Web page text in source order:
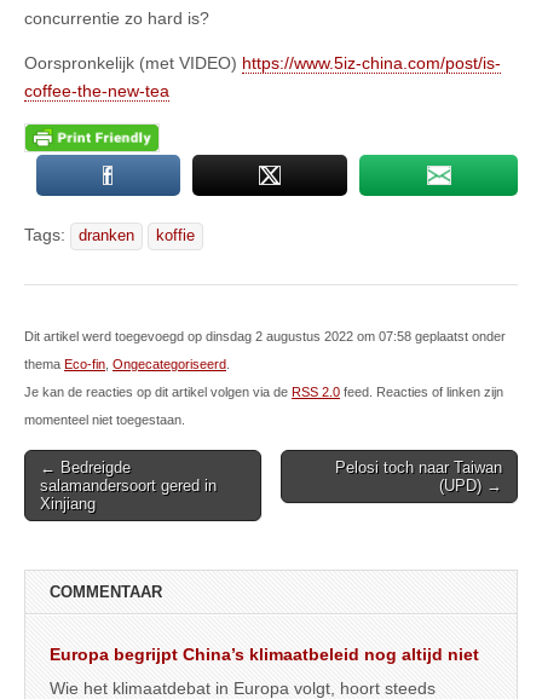
concurrentie zo hard is?
Oorspronkelijk (met VIDEO) https://www.5iz-china.com/post/is-
coffee-the-new-tea
Tags: dranken koffie
Dit artikel werd toegevoegd op dinsdag 2 augustus 2022 om 07:58 geplaatst onder
thema Eco-fin Ongecategoriseerd
Je kan de reacties op dit artikel volgen via de RSS 2.0 feed. Reacties of linken zijn
momenteel niet toegestaan.
Post
navigation
← Bedreigde
salamandersoort gered in
Xinjiang
Pelosi toch naar Taiwan
(UPD) →
COMMENTAAR
Europa begrijpt China’s klimaatbeleid nog altijd niet
Wie het klimaatdebat in Europa volgt, hoort steeds